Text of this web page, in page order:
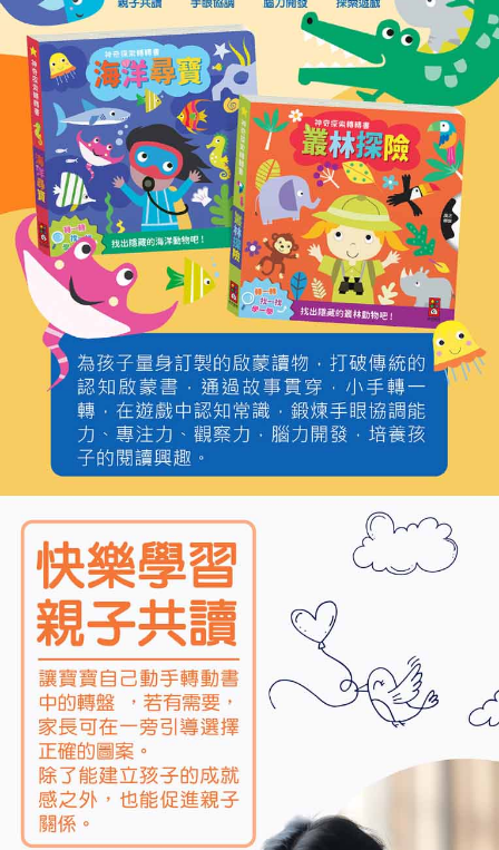
是否繳費成功／繳費後需取消欲退款等相關疑問，請聯繫「AFTEE先享後付
客戶支援中心」https://netprotections.freshdesk.com/support/home
【注意事項】
１．透過由恩沛科技股份有限公司提供之「AFTEE先享後付」服務完成之交
易，需依本服務之必要範圍內提供個人資料，並將交易相關給付款項請求債
權轉讓予恩沛科技股份有限公司。
２．關於個人資料處理事宜，請瀏覽以下網址：
https://aftee.tw/terms/#terms3
３．未成年的使用者請事先徵得法定代理人或監護人之同意方可使用
「AFTEE先享後付」，若未經同意申辦者引起之損失，本公司不負相關責
任。
４．使用「AFTEE先享後付」時，將依據個別帳號之用戶狀況，依本公司即
時審查核予不同之上限額度；若仍有額度不足之情形，本公司將視審查結果
請求用戶進行身份認證。
５．嚴禁一人註冊多個帳號或使用他人資訊註冊。若發現惡意使用之情形，
恩沛科技股份有限公司將有權停止該用戶之使用額度並採取法律行動。
每筆NT$60，滿NT$590(含以上)免運費
宅配
每筆NT$100，滿NT$590(含以上)免運費
離島宅配
每筆NT$150，滿NT$890(含以上)免運費